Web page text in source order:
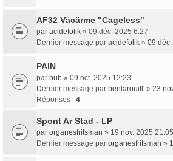
AF32 Väcärme "Cageless"
par acidefolik » 09 déc. 2025 6:27
Dernier message par acidefolik » 09
PAIN
par bub » 09 oct. 2025 12:23
Dernier message par benlarouill' » 23
Réponses : 4
Spont Ar Stad - LP
par organesfritsman » 19 nov. 2025 21:05
Dernier message par organesfritsman »